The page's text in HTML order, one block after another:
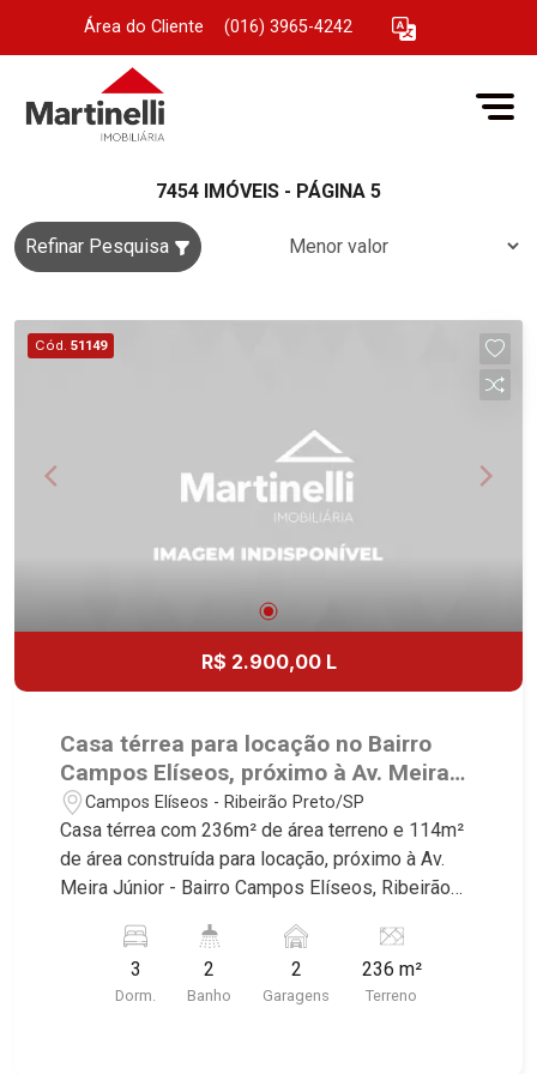
Área do Cliente (016) 3965-4242
7454 IMÓVEIS - PÁGINA 5
Refinar Pesquisa
Cód. 51149
R$ 2.900,00 L
Casa térrea para locação no Bairro
Campos Elíseos, próximo à Av. Meira
Júnior - Ribeirão Preto/SP.
Campos Elíseos - Ribeirão Preto/SP
Casa térrea com 236m² de área terreno e 114m²
de área construída para locação, próximo à Av.
Meira Júnior - Bairro Campos Elíseos, Ribeirão
imóvel que a Martinelli Imobiliária selecionou
para você: - 236m² de área terreno e 114m² de
área construída - 3 dormitórios - Banheiro social -
3
Dorm.
2
Banho
2
Garagens
236 m²
Terreno